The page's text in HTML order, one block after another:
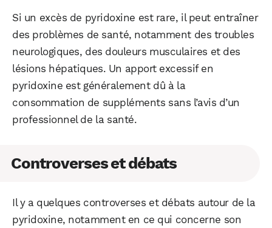
Si un excès de pyridoxine est rare, il peut entraîner
des problèmes de santé, notamment des troubles
neurologiques, des douleurs musculaires et des
lésions hépatiques. Un apport excessif en
pyridoxine est généralement dû à la
consommation de suppléments sans l’avis d’un
professionnel de la santé.
Controverses et débats
Il y a quelques controverses et débats autour de la
pyridoxine, notamment en ce qui concerne son